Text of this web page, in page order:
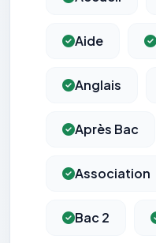
Aide
Anglais
Après Bac
Association
Bac 2